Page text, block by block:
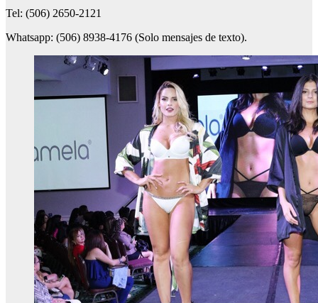
Tel: (506) 2650-2121
Whatsapp: (506) 8938-4176 (Solo mensajes de texto).